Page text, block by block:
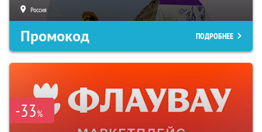
Россия
Промокод ПОДРОБНЕЕ
-33%